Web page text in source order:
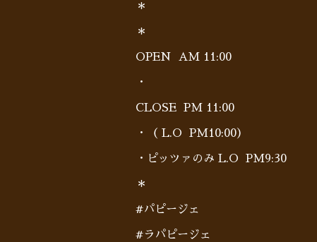
＊
＊
OPEN AM 11:00
・
CLOSE PM 11:00
・（ L.O PM10:00）
・ピッツァのみ L.O PM9:30
＊
#パピージェ
#ラパピージェ